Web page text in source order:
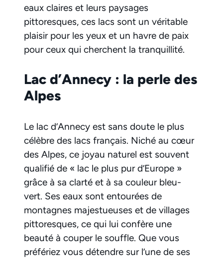
eaux claires et leurs paysages
pittoresques, ces lacs sont un véritable
plaisir pour les yeux et un havre de paix
pour ceux qui cherchent la tranquillité.
Lac d’Annecy : la perle des
Alpes
Le lac d’Annecy est sans doute le plus
célèbre des lacs français. Niché au cœur
des Alpes, ce joyau naturel est souvent
qualifié de « lac le plus pur d’Europe »
grâce à sa clarté et à sa couleur bleu-
vert. Ses eaux sont entourées de
montagnes majestueuses et de villages
pittoresques, ce qui lui confère une
beauté à couper le souffle. Que vous
préfériez vous détendre sur l’une de ses